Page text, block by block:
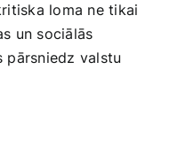
loma ne tikai
un sociālās
pārsniedz valstu